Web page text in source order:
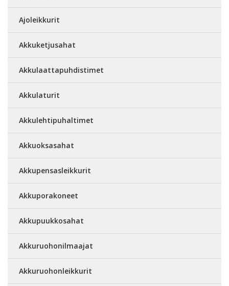
Ajoleikkurit
Akkuketjusahat
Akkulaattapuhdistimet
Akkulaturit
Akkulehtipuhaltimet
Akkuoksasahat
Akkupensasleikkurit
Akkuporakoneet
Akkupuukkosahat
Akkuruohonilmaajat
Akkuruohonleikkurit